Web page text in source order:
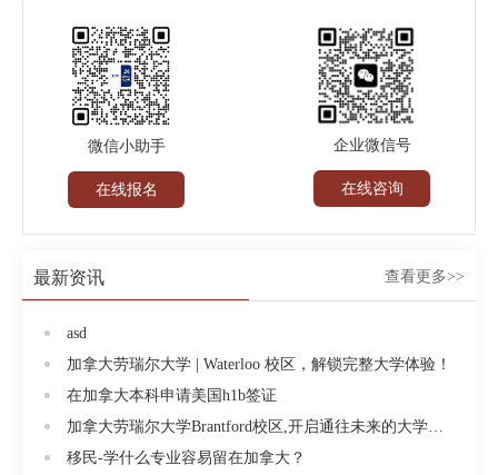
务、市场营销、商务通讯、会计三年（普通学士学
位）9月经济学、商业/环境经济学，国际政治经济学四
年（荣誉学士学位）计算机科学、计算机与商业、信
息技术、计算机软件与人工智能、计算机硬件生物化
学，生物，生物技术，化学，地球学戏剧教育，戏剧
文学，哲学，社会学，视觉艺术三.入学条件本科生录
取要求1、申请商科专业，高中三年平均成绩达到
85％；申请理科专业，高中三年平均成绩达到80％。
特别要强调的是高三的成绩不能低于平均分；2、学生
申请直接入读本科，需达到TOEFL550（paperbased）
或213（computerbased），或IELTS6.5；3、学生如没有
TOFEL/IELTS成绩，可申请有条件本科录取。先就读
IELP（IntensiveEnglishLanguageProgram），完成后直
接转入本科学习。4、对于申请人的平均分要求：从高
微信小助手
在线报名
企业微信号
在线咨询
最新资讯 查看更多>>
asd
加拿大劳瑞尔大学 | Waterloo 校区，解锁完整大学体验！
在加拿大本科申请美国h1b签证
加拿大劳瑞尔大学Brantford校区,开启通往未来的大学生活!
移民-学什么专业容易留在加拿大？